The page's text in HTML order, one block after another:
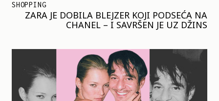
SHOPPING
ZARA JE DOBILA BLEJZER KOJI PODSEĆA NA
CHANEL – I SAVRŠEN JE UZ DŽINS